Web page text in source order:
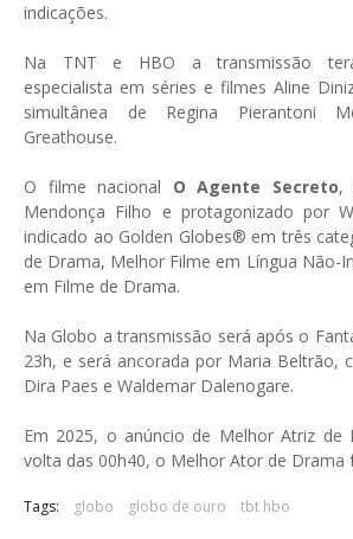
indicações.
Na TNT e HBO a transmissão
especialista em séries e filmes Aline
simultânea de Regina Pierantoni
Greathouse.
O filme nacional O Agente Secreto,
Mendonça Filho e protagonizado por
indicado ao Golden Globes® em três
de Drama, Melhor Filme em Língua Não-
em Filme de Drama.
Na Globo a transmissão será após o
23h, e será ancorada por Maria Beltrão,
Dira Paes e Waldemar Dalenogare.
Em 2025, o anúncio de Melhor Atriz
volta das 00h40, o Melhor Ator de Drama
Tags: globo globo de ouro tbt hbo